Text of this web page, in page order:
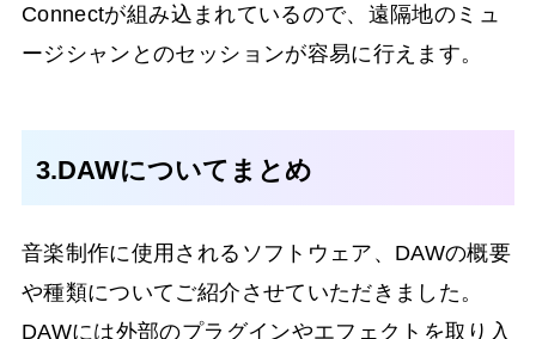
Connectが組み込まれているので、遠隔地のミュ
ージシャンとのセッションが容易に行えます。
3.DAWについてまとめ
音楽制作に使用されるソフトウェア、DAWの概要
や種類についてご紹介させていただきました。
DAWには外部のプラグインやエフェクトを取り入